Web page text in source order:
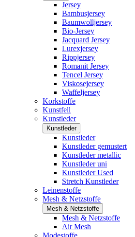
Jersey
Bambusjersey
Baumwolljersey
Bio-Jersey
Jacquard Jersey
Lurexjersey
Rippjersey
Romanit Jersey
Tencel Jersey
Viskosejersey
Waffeljersey
Korkstoffe
Kunstfell
Kunstleder
Kunstleder
Kunstleder
Kunstleder gemustert
Kunstleder metallic
Kunstleder uni
Kunstleder Used
Stretch Kunstleder
Leinenstoffe
Mesh & Netzstoffe
Mesh & Netzstoffe
Mesh & Netzstoffe
Air Mesh
Modestoffe